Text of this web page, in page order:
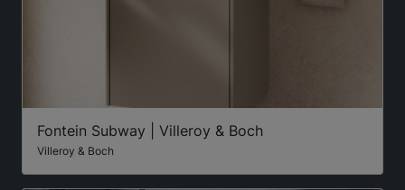
Fontein Subway | Villeroy & Boch
Villeroy & Boch